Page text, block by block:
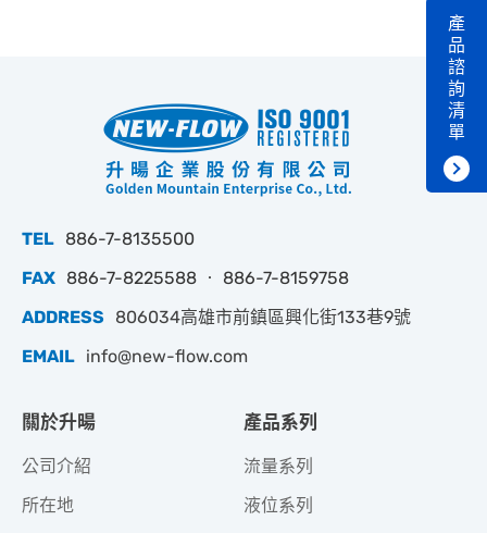
產
品
諮
詢
清
單
TEL 886-7-8135500
FAX 886-7-8225588 ‧ 886-7-8159758
ADDRESS
806034高雄市前鎮區興化街133巷9號
EMAIL info@new-flow.com
關於升暘
公司介紹
所在地
產品系列
流量系列
液位系列